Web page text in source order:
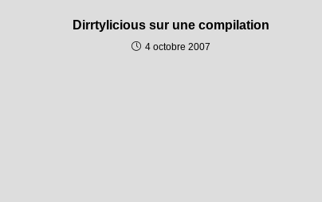
Dirrtylicious sur une compilation
4 octobre 2007